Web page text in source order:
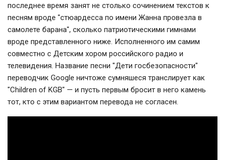
последнее время занят не столько сочинением текстов к
песням вроде "стюардесса по имени Жанна провезла в
самолете барана", сколько патриотическими гимнами
вроде представленного ниже. Исполненного им самим
совместно с Детским хором российского радио и
телевидения. Название песни "Дети госбезопасности"
переводчик Google ничтоже сумняшеся транслирует как
"Children of KGB" — и пусть первым бросит в него камень
тот, кто с этим вариантом перевода не согласен.